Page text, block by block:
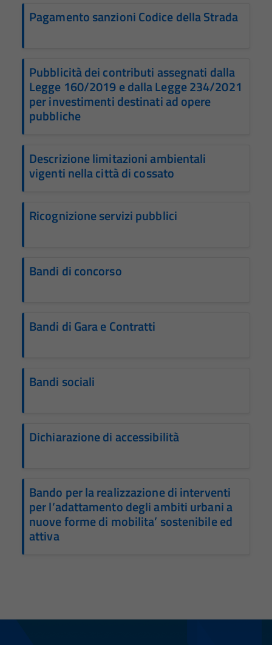
Pagamento sanzioni Codice della Strada
Pubblicità dei contributi assegnati dalla
Legge 160/2019 e dalla Legge 234/2021
per investimenti destinati ad opere
pubbliche
Descrizione limitazioni ambientali
vigenti nella città di cossato
Ricognizione servizi pubblici
Bandi di concorso
Bandi di Gara e Contratti
Bandi sociali
Dichiarazione di accessibilità
Bando per la realizzazione di interventi
per l’adattamento degli ambiti urbani a
nuove forme di mobilita’ sostenibile ed
attiva